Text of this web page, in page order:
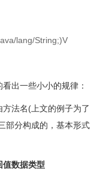
lang/String;)V
出一些小小的规律：
法名(上文的例子为了
部分构成的，基本形式
值数据类型